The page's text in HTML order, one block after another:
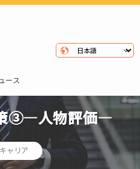
ース
③―人物評価―
キャリア